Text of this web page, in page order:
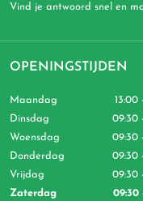
Vind je antwoord snel en
OPENINGSTIJDEN
Maandag
13:00
Dinsdag
09:30
Woensdag
09:30
Donderdag
09:30
Vrijdag
09:30
Zaterdag
09:30